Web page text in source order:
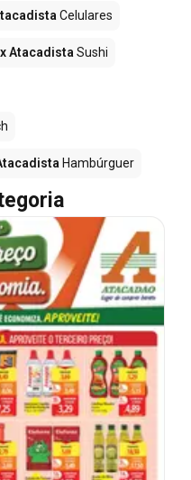
Celulares
AtacadistaSushi
Hambúrguer